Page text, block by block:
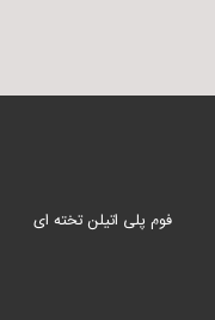
فوم پلی اتیلن تخته ای